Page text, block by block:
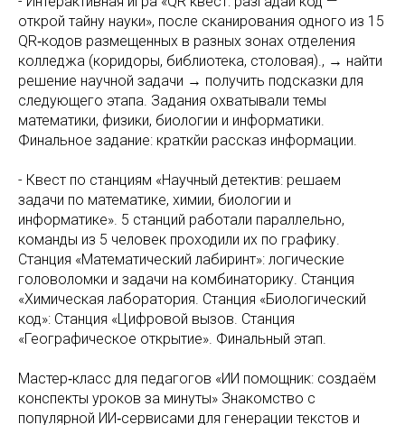
открой тайну науки», после сканирования одного из 15
QR‑кодов размещенных в разных зонах отделения
колледжа (коридоры, библиотека, столовая)., → найти
решение научной задачи → получить подсказки для
следующего этапа. Задания охватывали темы
математики, физики, биологии и информатики.
Финальное задание: краткйи рассказ информации.
- Квест по станциям «Научный детектив: решаем
задачи по математике, химии, биологии и
информатике». 5 станций работали параллельно,
команды из 5 человек проходили их по графику.
Станция «Математический лабиринт»: логические
головоломки и задачи на комбинаторику. Станция
«Химическая лаборатория. Станция «Биологический
код»: Станция «Цифровой вызов. Станция
«Географическое открытие». Финальный этап.
Мастер‑класс для педагогов «ИИ помощник: создаём
конспекты уроков за минуты» Знакомство с
популярной ИИ‑сервисами для генерации текстов и